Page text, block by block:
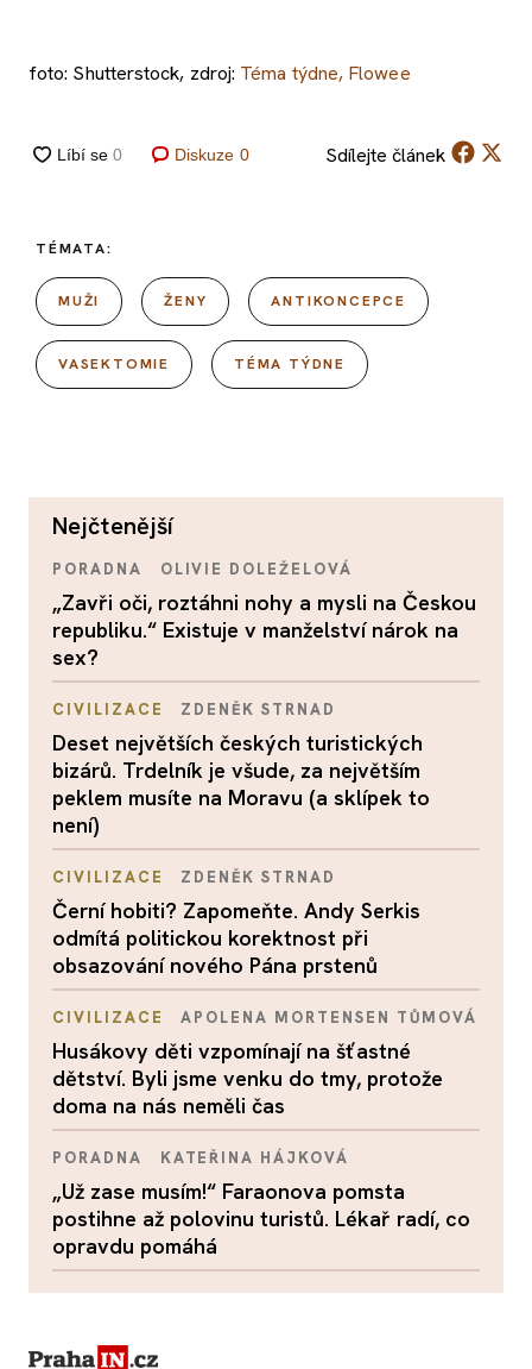
foto: Shutterstock, zdroj: Téma týdne, Flowee
Diskuze 0 Sdílejte článek
TÉMATA:
MUŽI ŽENY ANTIKONCEPCE
VASEKTOMIE TÉMA TÝDNE
nejčtenější
PORADNA OLIVIE DOLEŽELOVÁ
„Zavři oči, roztáhni nohy a mysli na Českou
republiku.“ Existuje v manželství nárok na
sex?
CIVILIZACE ZDENĚK STRNAD
Deset největších českých turistických
bizárů. Trdelník je všude, za největším
peklem musíte na Moravu (a sklípek to
není)
CIVILIZACE ZDENĚK STRNAD
Černí hobiti? Zapomeňte. Andy Serkis
odmítá politickou korektnost při
obsazování nového Pána prstenů
CIVILIZACE APOLENA MORTENSEN TŮMOVÁ
Husákovy děti vzpomínají na šťastné
dětství. Byli jsme venku do tmy, protože
doma na nás neměli čas
PORADNA KATEŘINA HÁJKOVÁ
„Už zase musím!“ Faraonova pomsta
postihne až polovinu turistů. Lékař radí, co
opravdu pomáhá